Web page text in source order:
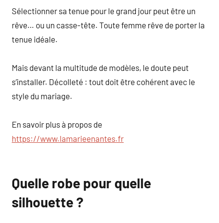
Sélectionner sa tenue pour le grand jour peut être un
rêve… ou un casse-tête. Toute femme rêve de porter la
tenue idéale.
Mais devant la multitude de modèles, le doute peut
s’installer. Décolleté : tout doit être cohérent avec le
style du mariage.
En savoir plus à propos de
https://www.lamarieenantes.fr
Quelle robe pour quelle
silhouette ?